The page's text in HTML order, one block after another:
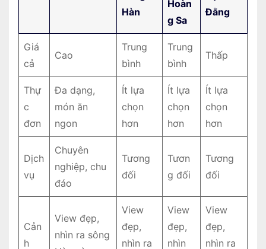
Hàn
Hoàn
g Sa
Đằng
Giá
cả
Cao
Trung
bình
Trung
bình
Thấp
Thự
c
đơn
Đa dạng,
món ăn
ngon
Ít lựa
chọn
hơn
Ít lựa
chọn
hơn
Ít lựa
chọn
hơn
Dịch
vụ
Chuyên
nghiệp, chu
đáo
Tương
đối
Tươn
g đối
Tương
đối
Cản
h
View đẹp,
nhìn ra sông
View
đẹp,
nhìn ra
View
đẹp,
nhìn
View
đẹp,
nhìn ra